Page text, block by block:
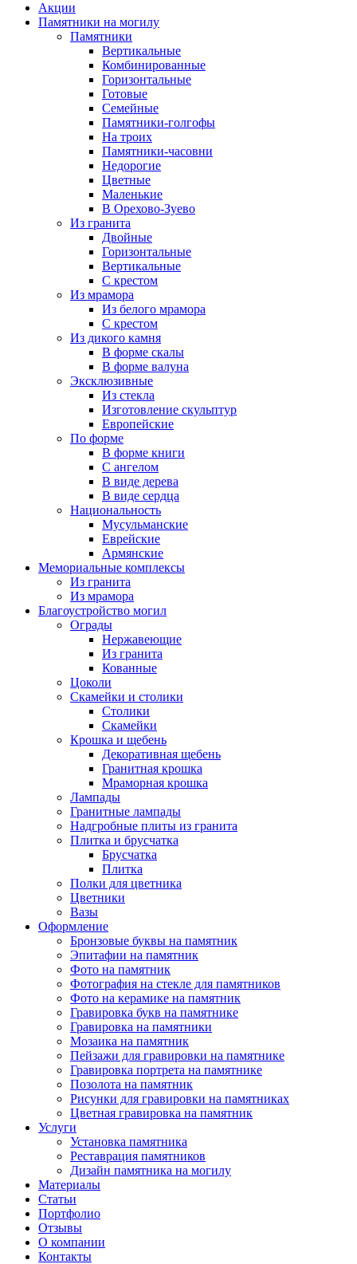
Акции
Памятники на могилу
Памятники
Вертикальные
Комбинированные
Горизонтальные
Готовые
Семейные
Памятники-голгофы
На троих
Памятники-часовни
Недорогие
Цветные
Маленькие
В Орехово-Зуево
Из гранита
Двойные
Горизонтальные
Вертикальные
С крестом
Из мрамора
Из белого мрамора
С крестом
Из дикого камня
В форме скалы
В форме валуна
Эксклюзивные
Из стекла
Изготовление скульптур
Европейские
По форме
В форме книги
С ангелом
В виде дерева
В виде сердца
Национальность
Мусульманские
Еврейские
Армянские
Мемориальные комплексы
Из гранита
Из мрамора
Благоустройство могил
Ограды
Нержавеющие
Из гранита
Кованные
Цоколи
Скамейки и столики
Столики
Скамейки
Крошка и щебень
Декоративная щебень
Гранитная крошка
Мраморная крошка
Лампады
Гранитные лампады
Надгробные плиты из гранита
Плитка и брусчатка
Брусчатка
Плитка
Полки для цветника
Цветники
Вазы
Оформление
Бронзовые буквы на памятник
Эпитафии на памятник
Фото на памятник
Фотография на стекле для памятников
Фото на керамике на памятник
Гравировка букв на памятнике
Гравировка на памятники
Мозаика на памятник
Пейзажи для гравировки на памятнике
Гравировка портрета на памятнике
Позолота на памятник
Рисунки для гравировки на памятниках
Цветная гравировка на памятник
Услуги
Установка памятника
Реставрация памятников
Дизайн памятника на могилу
Материалы
Статьи
Портфолио
Отзывы
О компании
Контакты